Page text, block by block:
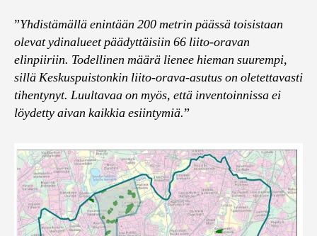
”Yhdistämällä enintään 200 metrin päässä toisistaan
olevat ydinalueet päädyttäisiin 66 liito-oravan
elinpiiriin. Todellinen määrä lienee hieman suurempi,
sillä Keskuspuistonkin liito-orava-asutus on oletettavasti
tihentynyt. Luultavaa on myös, että inventoinnissa ei
löydetty aivan kaikkia esiintymiä.”